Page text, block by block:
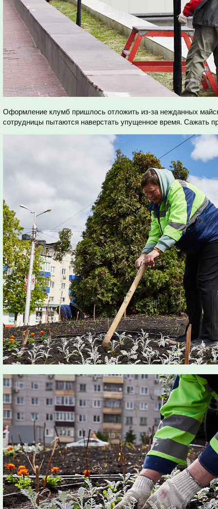
Оформление клумб пришлось отложить из-за нежданных
сотрудницы пытаются наверстать упущенное время. Сажать